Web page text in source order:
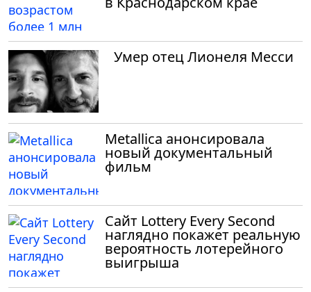
Умер отец Лионеля Месси
Metallica анонсировала
новый документальный
фильм
Сайт Lottery Every Second
наглядно покажет реальную
вероятность лотерейного
выигрыша